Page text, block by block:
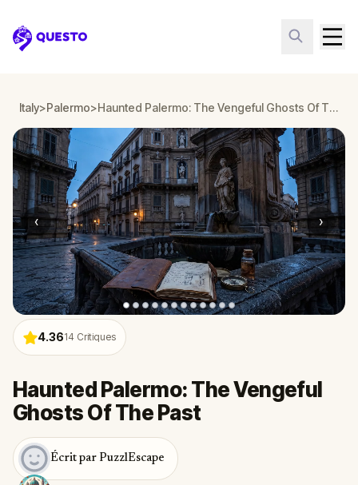
Questo
Italy>Palermo> Haunted Palermo: The Vengeful Ghosts Of The Past
‹ ›
4.3614 Critiques
Haunted Palermo: The Vengeful
Ghosts Of The Past
Écrit par PuzzlEscape